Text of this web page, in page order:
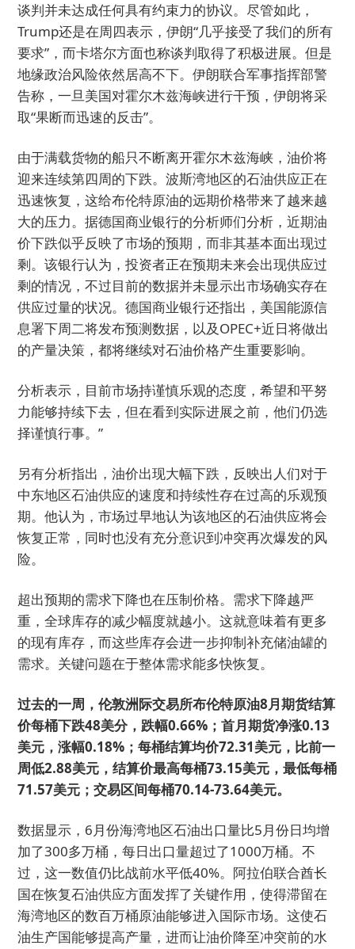
谈判并未达成任何具有约束力的协议。尽管如此，
Trump还是在周四表示，伊朗“几乎接受了我们的所有
要求”，而卡塔尔方面也称谈判取得了积极进展。但是
地缘政治风险依然居高不下。伊朗联合军事指挥部警
告称，一旦美国对霍尔木兹海峡进行干预，伊朗将采
取“果断而迅速的反击”。
由于满载货物的船只不断离开霍尔木兹海峡，油价将
迎来连续第四周的下跌。波斯湾地区的石油供应正在
迅速恢复，这给布伦特原油的远期价格带来了越来越
大的压力。据德国商业银行的分析师们分析，近期油
价下跌似乎反映了市场的预期，而非其基本面出现过
剩。该银行认为，投资者正在预期未来会出现供应过
剩的情况，不过目前的数据并未显示出市场确实存在
供应过量的状况。德国商业银行还指出，美国能源信
息署下周二将发布预测数据，以及OPEC+近日将做出
的产量决策，都将继续对石油价格产生重要影响。
分析表示，目前市场持谨慎乐观的态度，希望和平努
力能够持续下去，但在看到实际进展之前，他们仍选
择谨慎行事。”
另有分析指出，油价出现大幅下跌，反映出人们对于
中东地区石油供应的速度和持续性存在过高的乐观预
期。他认为，市场过早地认为该地区的石油供应将会
恢复正常，同时也没有充分意识到冲突再次爆发的风
险。
超出预期的需求下降也在压制价格。需求下降越严
重，全球库存的减少幅度就越小。这就意味着有更多
的现有库存，而这些库存会进一步抑制补充储油罐的
需求。关键问题在于整体需求能多快恢复。
过去的一周，伦敦洲际交易所布伦特原油8月期货结算
价每桶下跌48美分，跌幅0.66%；首月期货净涨0.13
美元，涨幅0.18%；每桶结算均价72.31美元，比前一
周低2.88美元，结算价最高每桶73.15美元，最低每桶
71.57美元；交易区间每桶70.14-73.64美元。
数据显示，6月份海湾地区石油出口量比5月份日均增
加了300多万桶，每日出口量超过了1000万桶。不
过，这一数值仍比战前水平低40%。阿拉伯联合酋长
国在恢复石油供应方面发挥了关键作用，使得滞留在
海湾地区的数百万桶原油能够进入国际市场。这使石
油生产国能够提高产量，进而让油价降至冲突前的水